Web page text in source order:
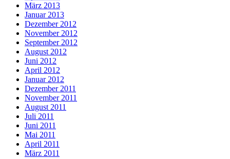
März 2013
Januar 2013
Dezember 2012
November 2012
September 2012
August 2012
Juni 2012
April 2012
Januar 2012
Dezember 2011
November 2011
August 2011
Juli 2011
Juni 2011
Mai 2011
April 2011
März 2011